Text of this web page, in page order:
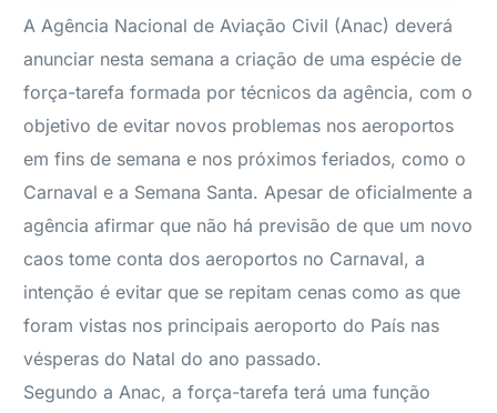
A Agência Nacional de Aviação Civil (Anac) deverá
anunciar nesta semana a criação de uma espécie de
força-tarefa formada por técnicos da agência, com o
objetivo de evitar novos problemas nos aeroportos
em fins de semana e nos próximos feriados, como o
Carnaval e a Semana Santa. Apesar de oficialmente a
agência afirmar que não há previsão de que um novo
caos tome conta dos aeroportos no Carnaval, a
intenção é evitar que se repitam cenas como as que
foram vistas nos principais aeroporto do País nas
vésperas do Natal do ano passado.
Segundo a Anac, a força-tarefa terá uma função